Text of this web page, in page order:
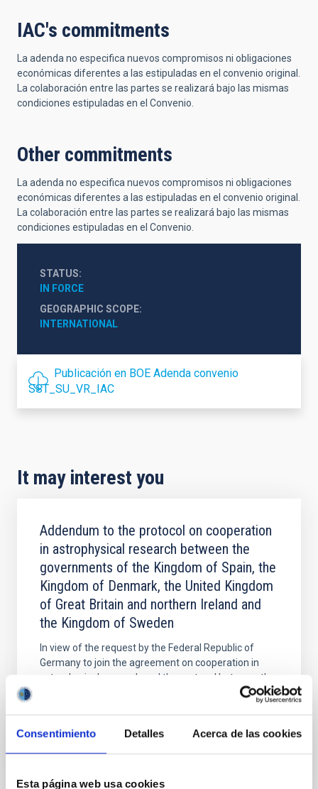
Consentimiento Detalles Acerca de las cookies
Esta página web usa cookies
IAC's commitments
La adenda no especifica nuevos compromisos ni obligaciones
económicas diferentes a las estipuladas en el convenio original.
La colaboración entre las partes se realizará bajo las mismas
condiciones estipuladas en el Convenio.
Other commitments
La adenda no especifica nuevos compromisos ni obligaciones
económicas diferentes a las estipuladas en el convenio original.
La colaboración entre las partes se realizará bajo las mismas
condiciones estipuladas en el Convenio.
STATUS
IN FORCE
GEOGRAPHIC SCOPE
INTERNATIONAL
Publicación en BOE Adenda convenio
SST_SU_VR_IAC
It may interest you
Addendum to the protocol on cooperation
in astrophysical research between the
governments of the Kingdom of Spain, the
Kingdom of Denmark, the United Kingdom
of Great Britain and northern Ireland and
the Kingdom of Sweden
In view of the request by the Federal Republic of
Germany to join the agreement on cooperation in
astrophysical research and the protocol between the
governments of the Kingdom of Spain, the Kingdom